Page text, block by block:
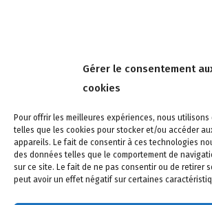
Gérer le consentement
cookies
Pour offrir les meilleures expériences, nous
telles que les cookies pour stocker et/ou accéder
appareils. Le fait de consentir à ces technologies
des données telles que le comportement de
sur ce site. Le fait de ne pas consentir ou de retirer
peut avoir un effet négatif sur certaines
4 rue de la Tour 85150 Les Achards